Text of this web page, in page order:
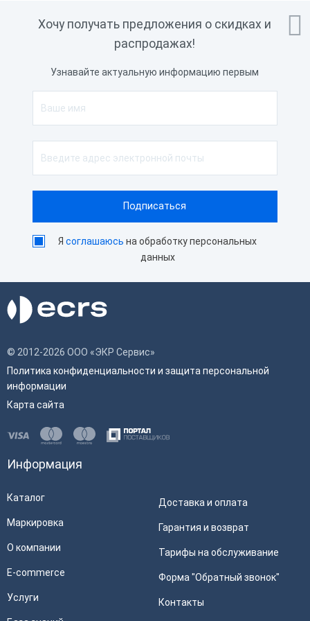

Хочу получать предложения о скидках и
распродажах!
Узнавайте актуальную информацию первым
Ясоглашаюсь на обработку персональных
данных
© 2012-2026 ООО «ЭКР Сервис»
Политика конфиденциальности и защита персональной
информации
Карта сайта
Информация
Каталог
Маркировка
О компании
E-commerce
Услуги
Доставка и оплата
Гарантия и возврат
Тарифы на обслуживание
Форма "Обратный звонок"
Контакты